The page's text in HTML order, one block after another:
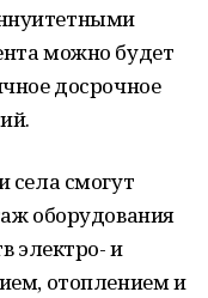
можно будет
досрочное
села смогут
оборудования
электро- и
отоплением и